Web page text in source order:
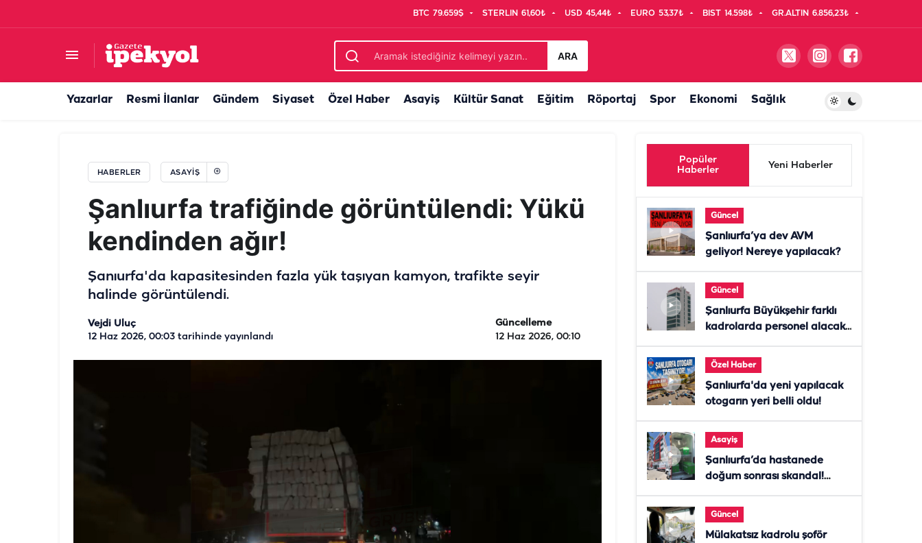
BTC 79.659$ STERLIN 61,60₺ USD 45,44₺ EURO 53,37₺ BIST 14.598₺ GR.ALTIN 6.856,23₺
ARA
Yazarlar Resmi İlanlar Gündem Siyaset Özel Haber Asayiş Kültür Sanat Eğitim Röportaj Spor Ekonomi Sağlık
HABERLER ASAYIŞ
Şanlıurfa trafiğinde görüntülendi: Yükü
kendinden ağır!
Şanıurfa'da kapasitesinden fazla yük taşıyan kamyon, trafikte seyir
halinde görüntülendi.
Vejdi Uluç
12 Haz 2026, 00:03 tarihinde yayınlandı
Güncelleme
12 Haz 2026, 00:10
Popüler
Haberler
Yeni Haberler
Güncel
Şanlıurfa’ya dev AVM
geliyor! Nereye yapılacak?
Güncel
Şanlıurfa Büyükşehir farklı
kadrolarda personel alacak!
Özel Haber
Şanlıurfa'da yeni yapılacak
otogarın yeri belli oldu!
Asayiş
Şanlıurfa’da hastanede
doğum sonrası skandal!
Güncel
Mülakatsız kadrolu şoför
Şanlıurfa’da ormanlık alanda korkutan yangın! Ekipler seferber oldu